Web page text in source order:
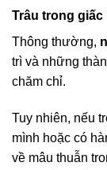
Trâu trong giấc
Thông thường,
trì và những
chăm chỉ.
Tuy nhiên, nếu
mình hoặc có
về mâu thuẫn